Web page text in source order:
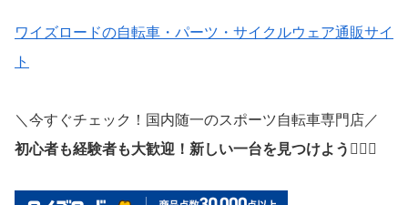
ワイズロードの自転車・パーツ・サイクルウェア通販サイ
ト
＼今すぐチェック！国内随一のスポーツ自転車専門店／
初心者も経験者も大歓迎！新しい一台を見つけよう🚴‍♂️✨